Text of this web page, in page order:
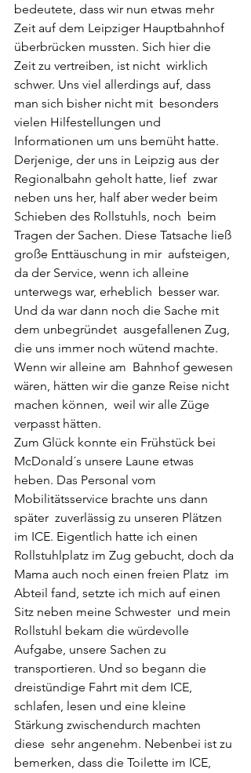
bedeutete, dass wir nun etwas mehr
Zeit auf dem Leipziger Hauptbahnhof
überbrücken mussten. Sich hier die
Zeit zu vertreiben, ist nicht  wirklich
schwer. Uns viel allerdings auf, dass
man sich bisher nicht mit  besonders
vielen Hilfestellungen und
Informationen um uns bemüht hatte.
Derjenige, der uns in Leipzig aus der
Regionalbahn geholt hatte, lief  zwar
neben uns her, half aber weder beim
Schieben des Rollstuhls, noch  beim
Tragen der Sachen. Diese Tatsache ließ
große Enttäuschung in mir  aufsteigen,
da der Service, wenn ich alleine
unterwegs war, erheblich  besser war.
Und da war dann noch die Sache mit
dem unbegründet  ausgefallenen Zug,
die uns immer noch wütend machte.
Wenn wir alleine am  Bahnhof gewesen
wären, hätten wir die ganze Reise nicht
machen können,  weil wir alle Züge
verpasst hätten.
Zum Glück konnte ein Frühstück bei
McDonald´s unsere Laune etwas
heben. Das Personal vom
Mobilitätsservice brachte uns dann
später  zuverlässig zu unseren Plätzen
im ICE. Eigentlich hatte ich einen
Rollstuhlplatz im Zug gebucht, doch da
Mama auch noch einen freien Platz  im
Abteil fand, setzte ich mich auf einen
Sitz neben meine Schwester  und mein
Rollstuhl bekam die würdevolle
Aufgabe, unsere Sachen zu
transportieren. Und so begann die
dreistündige Fahrt mit dem ICE,
schlafen, lesen und eine kleine
Stärkung zwischendurch machten
diese  sehr angenehm. Nebenbei ist zu
bemerken, dass die Toilette im ICE,